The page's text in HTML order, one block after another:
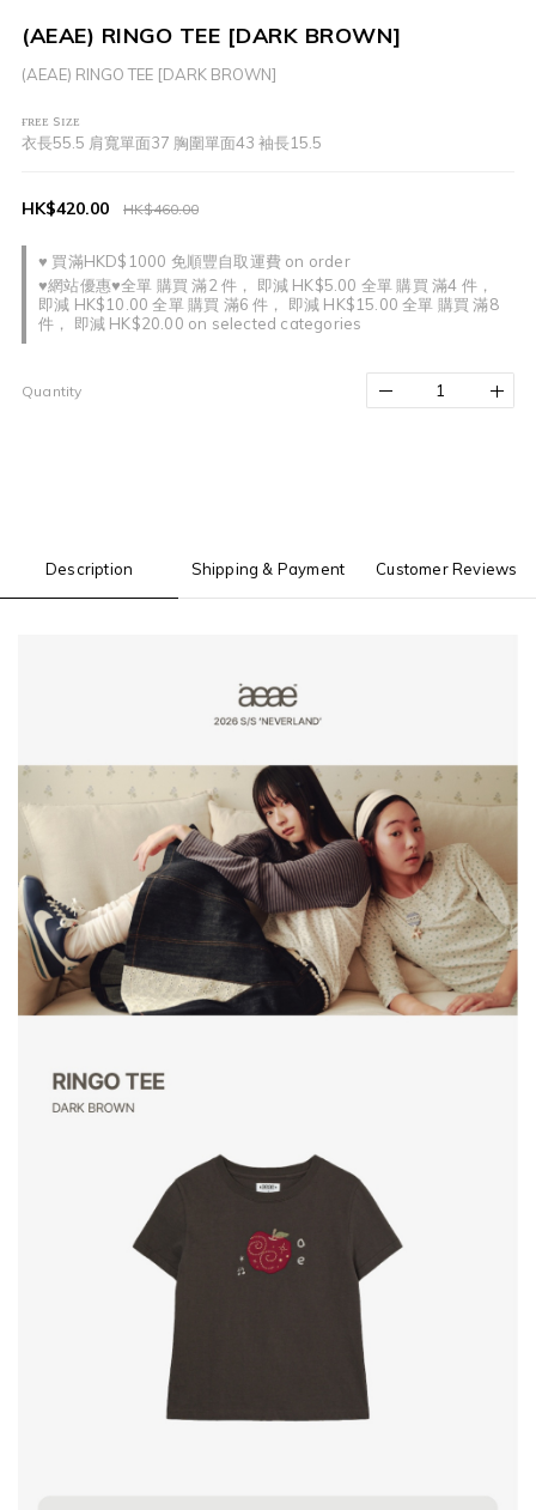
(AEAE) RINGO TEE [DARK BROWN]
(AEAE) RINGO TEE [DARK BROWN]
ғʀᴇᴇ sɪᴢᴇ
衣長55.5 肩寬單面37 胸圍單面43 袖長15.5
♥ 買滿HKD$1000 免順豐自取運費 on order
♥網站優惠♥全單 購買 滿2 件， 即減 HK$5.00 全單 購買 滿4 件，
即減 HK$10.00 全單 購買 滿6 件， 即減 HK$15.00 全單 購買 滿8
件， 即減 HK$20.00 on selected categories
HK$460.00
HK$420.00
Quantity
Description Shipping & Payment Customer Reviews